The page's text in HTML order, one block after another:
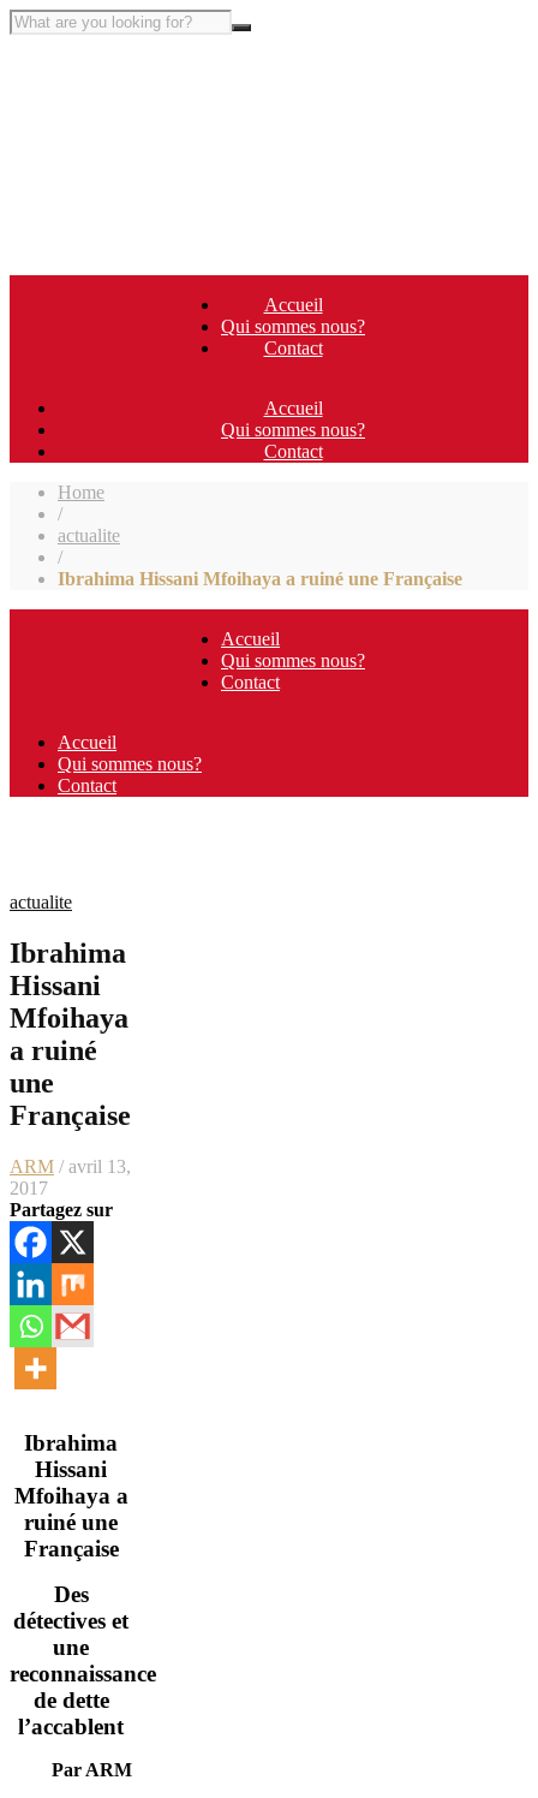
Accueil
Qui sommes nous?
Contact
Accueil
Qui sommes nous?
Contact
Home
/
actualite
/
Ibrahima Hissani Mfoihaya a ruiné une Française
Accueil
Qui sommes nous?
Contact
Accueil
Qui sommes nous?
Contact
actualite
Ibrahima
Hissani
Mfoihaya
a ruiné
une
Française
ARM / avril 13,
2017
Partagez sur
Ibrahima
Hissani
Mfoihaya a
ruiné une
Française
Des
détectives et
une
reconnaissance
de dette
l’accablent
Par ARM